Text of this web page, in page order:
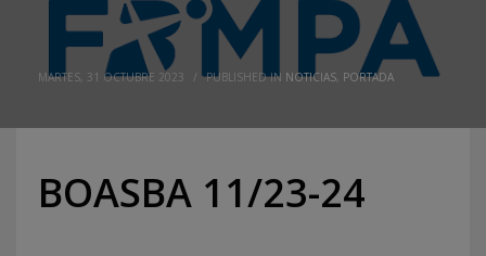
MARTES, 31 OCTUBRE 2023 / PUBLISHED IN NOTICIAS PORTADA
BOASBA 11/23-24